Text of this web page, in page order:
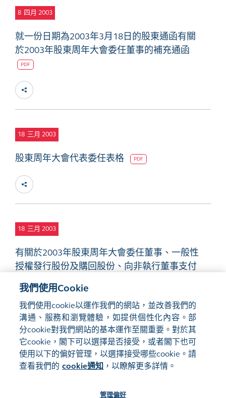
8 四月 2003
就一份日期為2003年3月18日的股東通函有關
於2003年股東周年大會委任董事的補充通函
PDF
18 三月 2003
股東周年大會代表委任表格 PDF
18 三月 2003
有關於2003年股東周年大會委任董事、一般性
授權發行股份及購回股份、向非執行董事支付
酬金及修改組織大綱及章程細則之建議
網站地圖
使用條款
我們使用Cookie
我們使用cookie以運作我們的網站，並改善我們的
溝通、服務和瀏覽體驗，如提供個性化內容。部
分cookie對我們網站的基本運作至關重要。對於其
它cookie，閣下可以選擇是否接受，或者閣下也可
使用以下的偏好管理，以選擇接受哪些cookie。請
查看我們的 cookie通知 ，以瞭解更多詳情。
管理偏好